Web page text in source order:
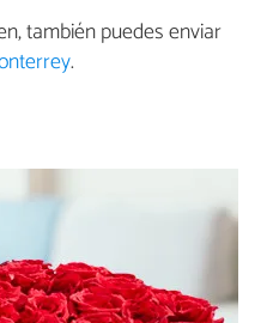
también puedes enviar
.